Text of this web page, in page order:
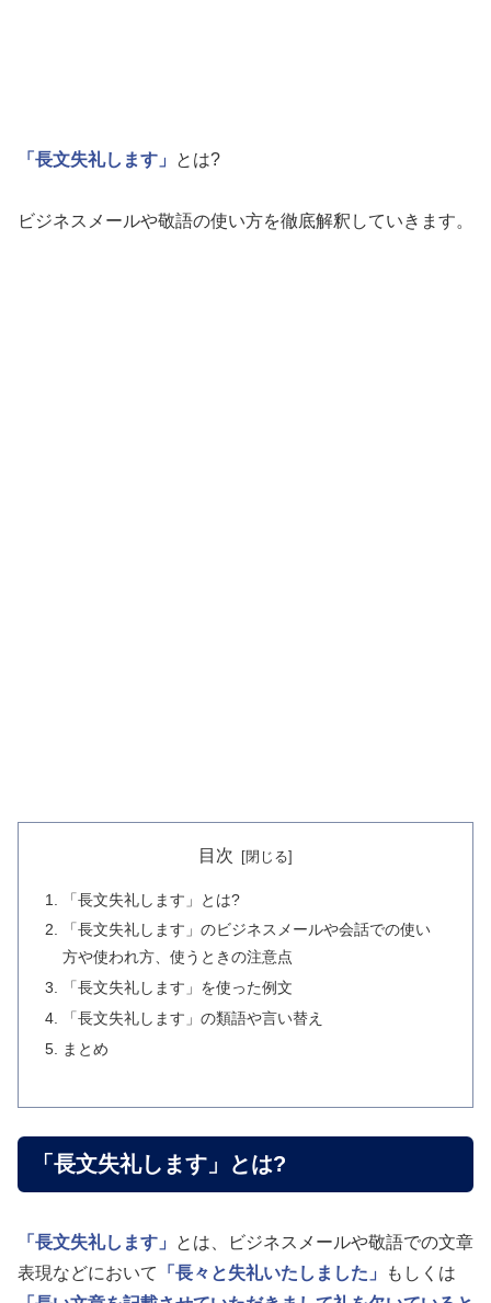
「長文失礼します」 とは?
ビジネスメールや敬語の使い方を徹底解釈していきます。
目次
「長文失礼します」とは?
「長文失礼します」のビジネスメールや会話での使い
方や使われ方、使うときの注意点
「長文失礼します」を使った例文
「長文失礼します」の類語や言い替え
まとめ
「長文失礼します」とは?
「長文失礼します」
とは、ビジネスメールや敬語での文章
表現などにおいて
「長々と失礼いたしました」
もしくは